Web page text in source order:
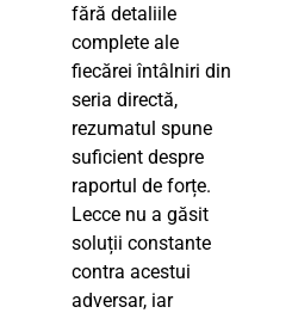
fără detaliile
complete ale
fiecărei întâlniri din
seria directă,
rezumatul spune
suficient despre
raportul de forțe.
Lecce nu a găsit
soluții constante
contra acestui
adversar, iar